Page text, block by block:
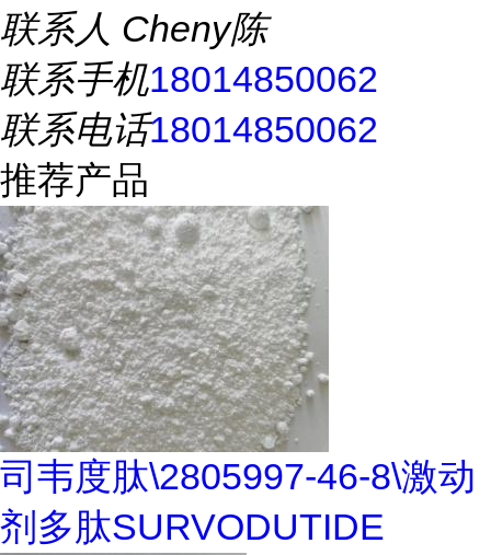
联系人 Cheny陈
联系手机18014850062
联系电话18014850062
推荐产品
司韦度肽\2805997-46-8\激动
剂多肽SURVODUTIDE